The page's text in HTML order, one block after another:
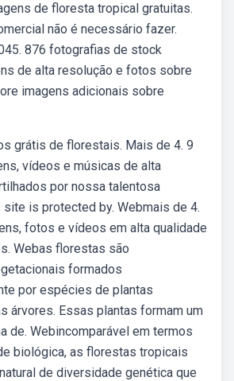
de floresta tropical gratuitas.
não é necessário fazer.
876 fotografias de stock
de alta resolução e fotos sobre
imagens adicionais sobre
grátis de florestais. Mais de 4. 9
vídeos e músicas de alta
por nossa talentosa
site is protected by. Webmais de 4.
fotos e vídeos em alta qualidade
Webas florestas são
formados
por espécies de plantas
árvores. Essas plantas formam um
de. Webincomparável em termos
biológica, as florestas tropicais
de diversidade genética que